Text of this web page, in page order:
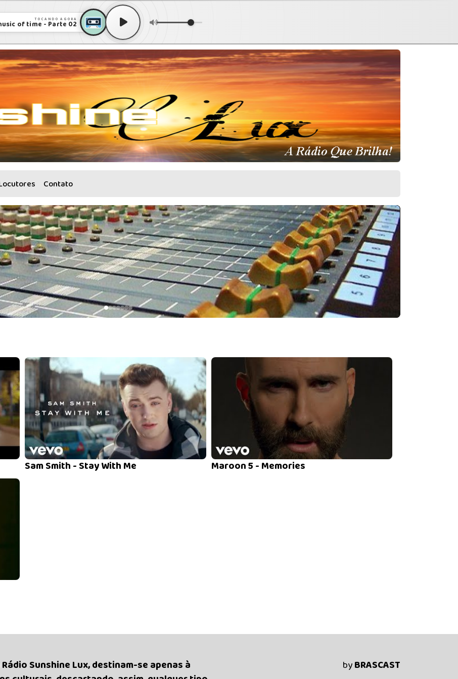
TOCANDO AGORA
of time - Parte 02
Contato
Sam Smith - Stay With Me Maroon 5 - Memories
Sunshine Lux, destinam-se apenas à
byBRASCAST